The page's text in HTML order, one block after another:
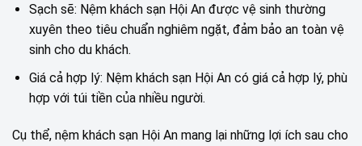
Sạch sẽ: Nệm khách sạn Hội An được vệ sinh thường
xuyên theo tiêu chuẩn nghiêm ngặt, đảm bảo an toàn vệ
sinh cho du khách.
Giá cả hợp lý: Nệm khách sạn Hội An có giá cả hợp lý, phù
hợp với túi tiền của nhiều người.
Cụ thể, nệm khách sạn Hội An mang lại những lợi ích sau cho